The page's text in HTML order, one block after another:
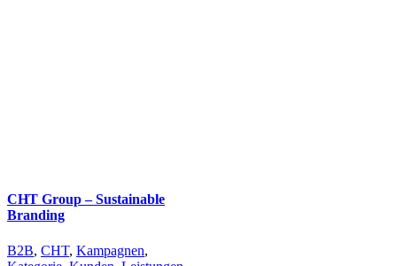
CHT Group – Sustainable
Branding
B2B, CHT, Kampagnen,